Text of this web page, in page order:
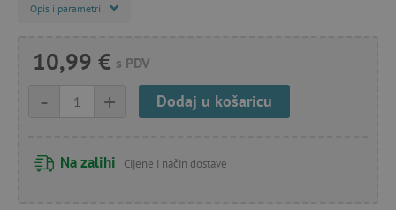
Opis i parametri
10,99 € s PDV
+
- Dodaj u košaricu
Na zalihi Cijene i način dostave